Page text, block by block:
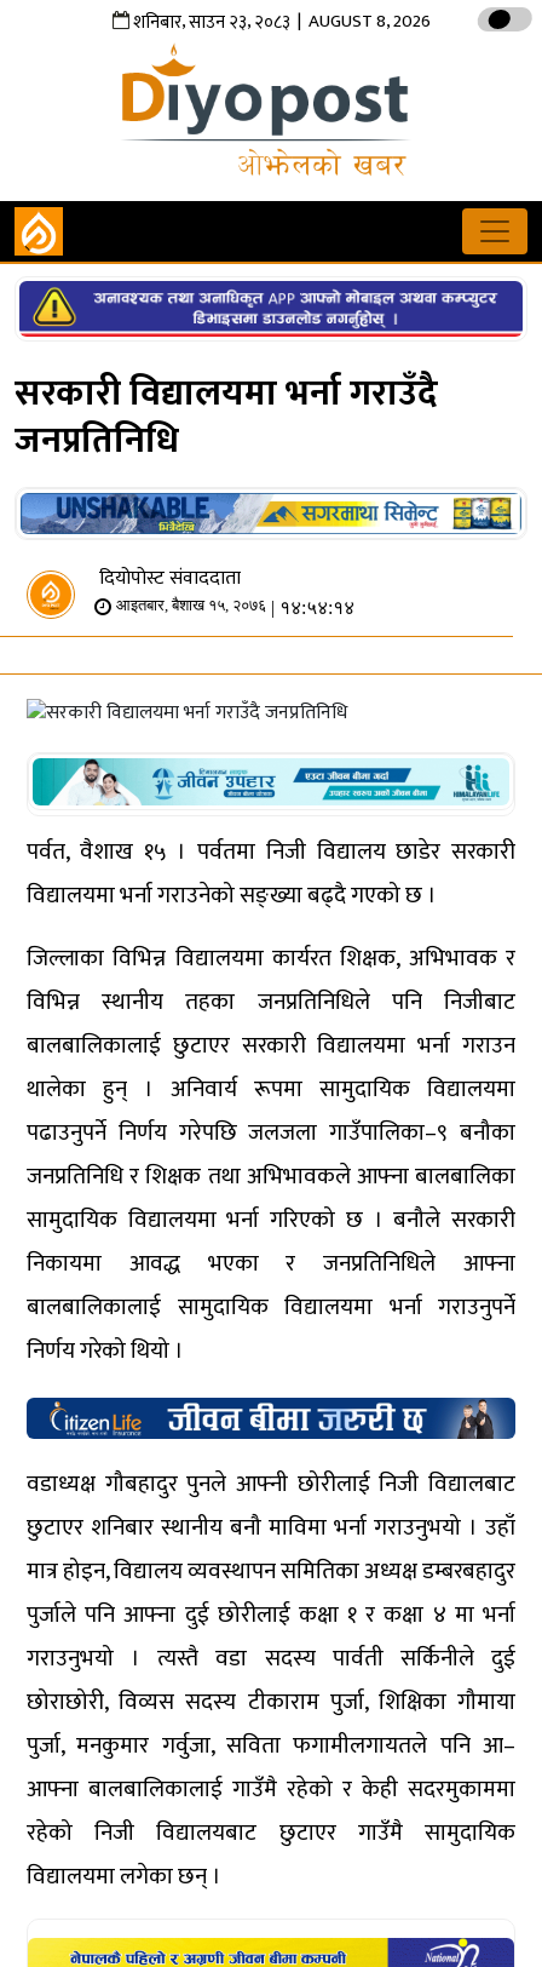
शनिबार,साउन२३,२०८३ | AUGUST 8, 2026
सरकारी विद्यालयमा भर्ना गराउँदै
जनप्रतिनिधि
दियोपोस्ट संवाददाता
आइतबार, बैशाख १५, २०७६ | १४:५४:१४
पर्वत, वैशाख १५ । पर्वतमा निजी विद्यालय छाडेर सरकारी
विद्यालयमा भर्ना गराउनेको सङ्ख्या बढ्दै गएको छ ।
जिल्लाका विभिन्न विद्यालयमा कार्यरत शिक्षक, अभिभावक र
विभिन्न स्थानीय तहका जनप्रतिनिधिले पनि निजीबाट
बालबालिकालाई छुटाएर सरकारी विद्यालयमा भर्ना गराउन
थालेका हुन् । अनिवार्य रूपमा सामुदायिक विद्यालयमा
पढाउनुपर्ने निर्णय गरेपछि जलजला गाउँपालिका–९ बनौका
जनप्रतिनिधि र शिक्षक तथा अभिभावकले आफ्ना बालबालिका
सामुदायिक विद्यालयमा भर्ना गरिएको छ । बनौले सरकारी
निकायमा आवद्ध भएका र जनप्रतिनिधिले आफ्ना
बालबालिकालाई सामुदायिक विद्यालयमा भर्ना गराउनुपर्ने
निर्णय गरेको थियो ।
वडाध्यक्ष गौबहादुर पुनले आफ्नी छोरीलाई निजी विद्यालबाट
छुटाएर शनिबार स्थानीय बनौ माविमा भर्ना गराउनुभयो । उहाँ
मात्र होइन, विद्यालय व्यवस्थापन समितिका अध्यक्ष डम्बरबहादुर
पुर्जाले पनि आफ्ना दुई छोरीलाई कक्षा १ र कक्षा ४ मा भर्ना
गराउनुभयो । त्यस्तै वडा सदस्य पार्वती सर्किनीले दुई
छोराछोरी, विव्यस सदस्य टीकाराम पुर्जा, शिक्षिका गौमाया
पुर्जा, मनकुमार गर्वुजा, सविता फगामीलगायतले पनि आ–
आफ्ना बालबालिकालाई गाउँमै रहेको र केही सदरमुकाममा
रहेको निजी विद्यालयबाट छुटाएर गाउँमै सामुदायिक
विद्यालयमा लगेका छन् ।